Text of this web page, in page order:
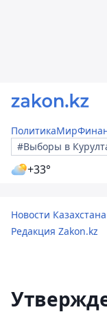
ПолитикаМир
#Выборы в
+33°
Новости
Редакция Zakon.kz